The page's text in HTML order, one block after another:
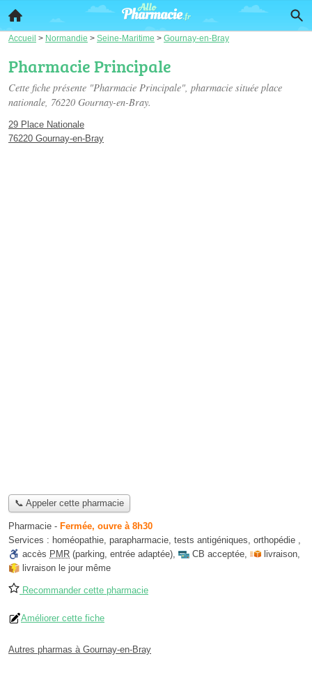
Accueil > Normandie > Seine-Maritime > Gournay-en-Bray
Pharmacie Principale
Cette fiche présente "Pharmacie Principale", pharmacie située place
nationale, 76220 Gournay-en-Bray.
29 Place Nationale
76220 Gournay-en-Bray
📞 Appeler cette pharmacie
Pharmacie - Fermée, ouvre à 8h30
Services : homéopathie, parapharmacie, tests antigéniques, orthopédie ,
accès PMR (parking, entrée adaptée), CB acceptée, livraison,
livraison le jour même
Recommander cette pharmacie
Améliorer cette fiche
Autres pharmas à Gournay-en-Bray